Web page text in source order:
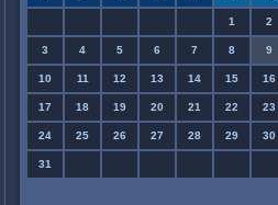
1 2
3 4 5 6 7 8 9
10 11 12 13 14 15 16
17 18 19 20 21 22 23
24 25 26 27 28 29 30
31